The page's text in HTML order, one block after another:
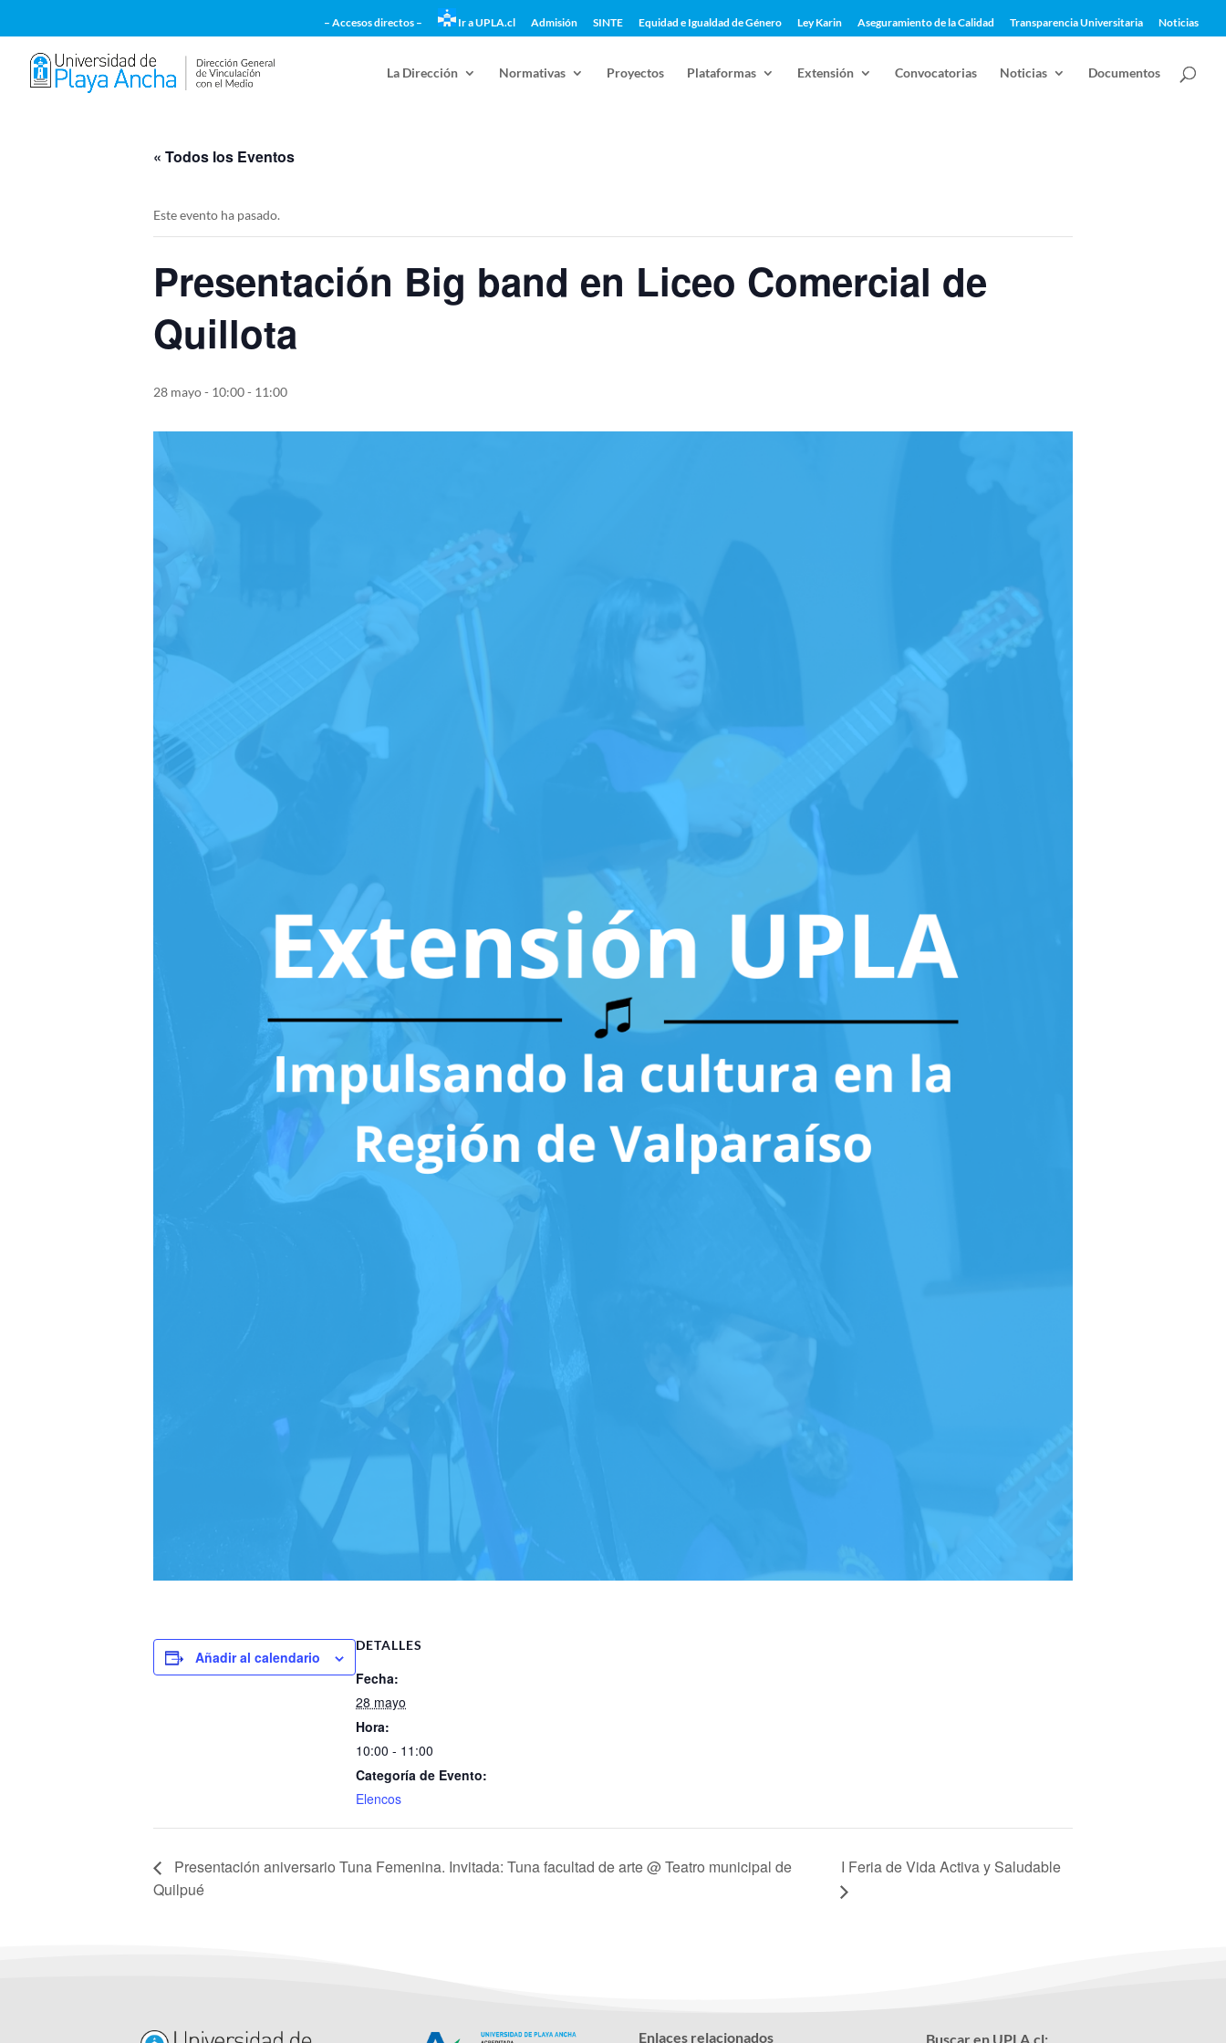
– Accesos directos – Ir a UPLA.cl Admisión SINTE Equidad e Igualdad de Género Ley Karin Aseguramiento de la Calidad Transparencia Universitaria Noticias
La Dirección Normativas Proyectos Plataformas Extensión Convocatorias Noticias Documentos
« Todos los Eventos
Este evento ha pasado.
Presentación Big band en Liceo Comercial de
Quillota
28 mayo - 10:00- 11:00
Añadir al calendario
DETALLES
Fecha:
28 mayo
Hora:
10:00 - 11:00
Categoría de Evento:
Elencos
Presentación aniversario Tuna Femenina. Invitada: Tuna facultad de arte @ Teatro municipal de
Quilpué
I Feria de Vida Activa y Saludable
Enlaces relacionados Buscar en UPLA.cl: